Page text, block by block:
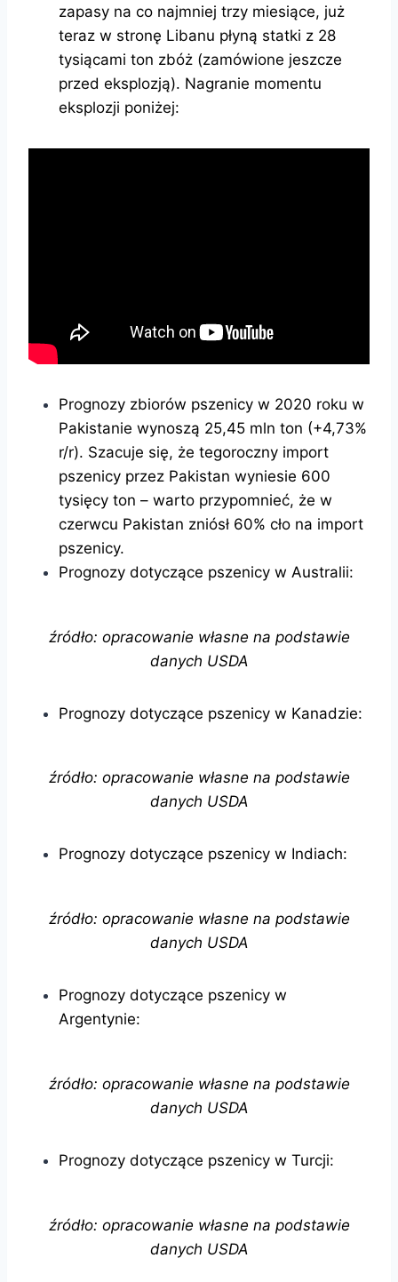
zapasy na co najmniej trzy miesiące, już
teraz w stronę Libanu płyną statki z 28
tysiącami ton zbóż (zamówione jeszcze
przed eksplozją). Nagranie momentu
eksplozji poniżej:
Prognozy zbiorów pszenicy w 2020 roku w
Pakistanie wynoszą 25,45 mln ton (+4,73%
r/r). Szacuje się, że tegoroczny import
pszenicy przez Pakistan wyniesie 600
tysięcy ton – warto przypomnieć, że w
czerwcu Pakistan zniósł 60% cło na import
pszenicy.
Prognozy dotyczące pszenicy w Australii:
źródło: opracowanie własne na podstawie
danych USDA
Prognozy dotyczące pszenicy w Kanadzie:
źródło: opracowanie własne na podstawie
danych USDA
Prognozy dotyczące pszenicy w Indiach:
źródło: opracowanie własne na podstawie
danych USDA
Prognozy dotyczące pszenicy w
Argentynie:
źródło: opracowanie własne na podstawie
danych USDA
Prognozy dotyczące pszenicy w Turcji:
źródło: opracowanie własne na podstawie
danych USDA